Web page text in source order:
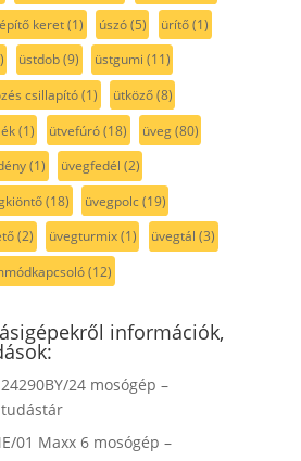
keret(1) úszó(5) ürítő(1)
üstdob(9) üstgumi (11)
csillapító(1) ütköző(8)
(1) ütvefúró(18) üveg(80)
(1) üvegfedél (2)
(18) üvegpolc(19)
(2) üvegturmix(1) üvegtál (3)
(12)
információk,
24 mosógép –
01 Maxx 6 mosógép –